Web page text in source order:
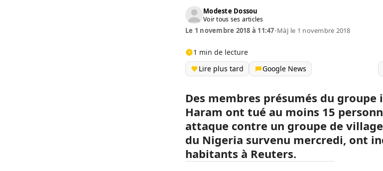
Modeste Dossou
Voir tous ses articles
Le 1 novembre 2018 à 11:47•MàJ le 1 novembre 2018
1 min de lecture
Lire plus tard
Google News
Des membres présumés du groupe
Haram ont tué au moins 15
attaque contre un groupe de
du Nigeria survenu mercredi, ont
habitants à Reuters.